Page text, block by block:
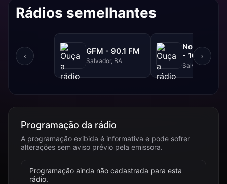
Rádios semelhantes
‹
GFM - 90.1 FM
Salvador, BA
NovaBrasil
- 104.7 FM
Salvador, BA
›
Programação da rádio
A programação exibida é informativa e pode sofrer
alterações sem aviso prévio pela emissora.
Programação ainda não cadastrada para esta
rádio.